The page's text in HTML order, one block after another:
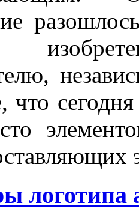
что сегодня
логотипа